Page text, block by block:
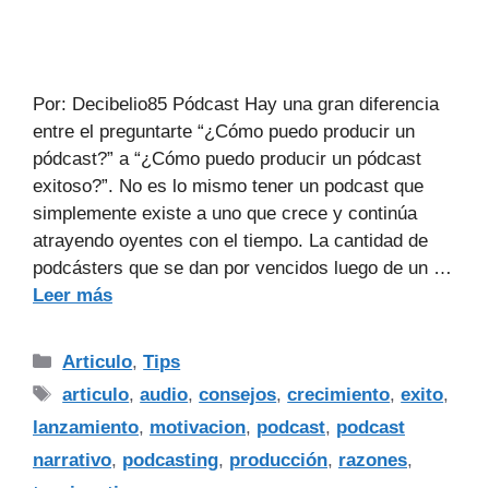
Por: Decibelio85 Pódcast Hay una gran diferencia
entre el preguntarte “¿Cómo puedo producir un
pódcast?” a “¿Cómo puedo producir un pódcast
exitoso?”. No es lo mismo tener un podcast que
simplemente existe a uno que crece y continúa
atrayendo oyentes con el tiempo. La cantidad de
podcásters que se dan por vencidos luego de un …
Leer más
Articulo,Tips
articulo,audio,consejos,crecimiento,exito,
lanzamiento, motivacion, podcast, podcast
narrativo, podcasting, producción, razones,